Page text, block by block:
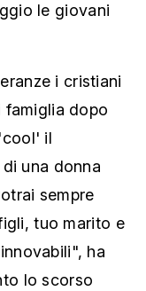
le giovani
i cristiani
famiglia dopo
il
una donna
sempre
tuo marito e
ha
lo scorso